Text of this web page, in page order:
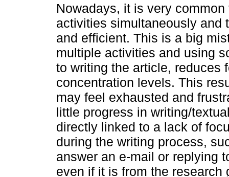
Nowadays, it is very
activities simultaneously and
and efficient. This is a big
multiple activities and using
to writing the article, reduces
concentration levels. This
may feel exhausted and
little progress in writing/
directly linked to a lack of
during the writing process,
answer an e-mail or replying
even if it is from the research